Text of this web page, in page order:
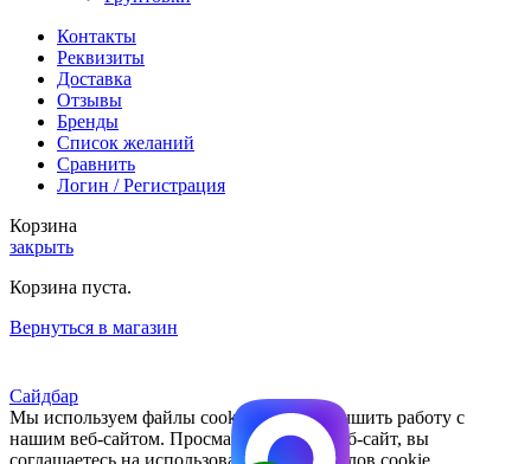
Контакты
Реквизиты
Доставка
Отзывы
Бренды
Список желаний
Сравнить
Логин / Регистрация
Корзина
закрыть
Корзина пуста.
Вернуться в магазин
Сайдбар
Мы используем файлы cookie, чтобы улучшить работу с
нашим веб-сайтом. Просматривая этот веб-сайт, вы